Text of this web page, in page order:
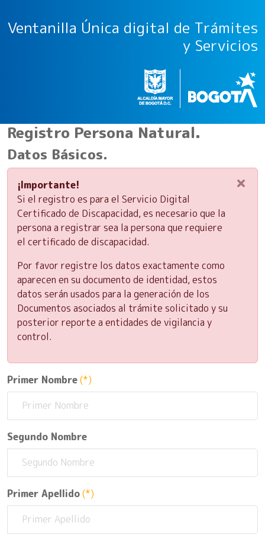
Ventanilla Única digital de Trámites
y Servicios
Registro Persona Natural.
Datos Básicos.
×
¡Importante!
Si el registro es para el Servicio Digital
Certificado de Discapacidad, es necesario que la
persona a registrar sea la persona que requiere
el certificado de discapacidad.
Por favor registre los datos exactamente como
aparecen en su documento de identidad, estos
datos serán usados para la generación de los
Documentos asociados al trámite solicitado y su
posterior reporte a entidades de vigilancia y
control.
Primer Nombre(*)
Segundo Nombre
Primer Apellido(*)